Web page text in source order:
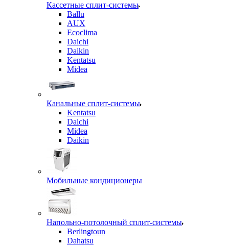
Кассетные сплит-системы
Ballu
AUX
Ecoclima
Daichi
Daikin
Kentatsu
Midea
Канальные сплит-системы
Kentatsu
Daichi
Midea
Daikin
Мобильные кондиционеры
Напольно-потолочный сплит-системы
Berlingtoun
Dahatsu